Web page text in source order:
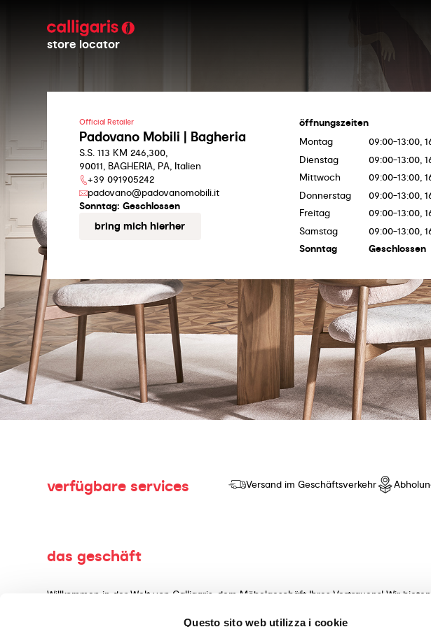
Questo sito web utilizza i cookie
store locator
Official Retailer
Padovano Mobili | Bagheria
S.S. 113 KM 246,300,
90011, BAGHERIA, PA, Italien
+39 091905242
padovano@padovanomobili.it
Sonntag: Geschlossen
bring mich hierher
öffnungszeiten
Montag
09:00-13:00,
Dienstag
09:00-13:00,
Mittwoch
09:00-13:00,
Donnerstag
09:00-13:00,
Freitag
09:00-13:00,
Samstag
09:00-13:00,
Sonntag
Geschlossen
verfügbare services Versand im Geschäftsverkehr
das geschäft
Willkommen in der Welt von Calligaris, dem Möbelgeschäft Ihres Vertrauens! Wir
Herstellung und dem Verkauf von hochwertigen Produkten mit innovativem Design